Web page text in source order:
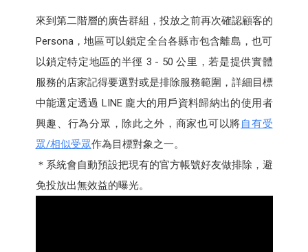
來到第二階層的廣告群組，投放之前再次確認顧客的
Persona，地區可以鎖定全台各縣市包含離島，也可
以鎖定特定地區的半徑 3 - 50 公里，若是提供實體
服務的店家記得要選對或是排除服務範圍，詳細目標
中能選定透過 LINE 龐大的用戶資料歸納出的使用者
興趣、行為分眾，除此之外，商家也可以將自有受
眾/相似受眾作為目標對象之一。
＊系統會自動預設把現有的官方帳號好友做排除，避
免投放出無效益的曝光。